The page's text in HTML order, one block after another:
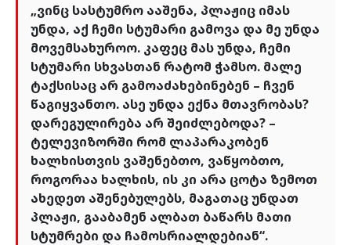
„ვინც სასტუმრო ააშენა, პლაჟიც იმას
უნდა, აქ ჩემი სტუმარი გამოვა და მე უნდა
მოვემსახუროო. კაფეც მას უნდა, ჩემი
სტუმარი სხვასთან რატომ ჭამსო. მალე
ტაქსისაც არ გამოაძახებინებენ – ჩვენ
წაგიყვანთო. ასე უნდა ექნა მთავრობას?
დარეგულირება არ შეიძლებოდა? –
ტელევიზორში რომ ლაპარაკობენ
ხალხისთვის ვაშენებთო, ვაწყობთო,
როგორაა ხალხის, ის კი არა ცოტა ზემოთ
ახედეთ აშენებულებს, მაგათაც უნდათ
პლაჟი, გააბამენ ალბათ ბაწარს მათი
სტუმრები და ჩამოსრიალდებიან“.